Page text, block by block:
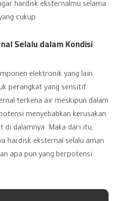
hardisk eksternalmu selama
cukup.
Selalu dalam Kondisi
elektronik yang lain,
perangkat yang sensitif
terkena air meskipun dalam
menyebabkan kerusakan
di dalamnya. Maka dari itu,
hardisk eksternal selalu aman
apa pun yang berpotensi